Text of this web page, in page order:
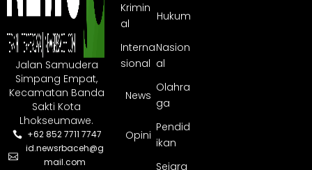
Jalan Samudera
Simpang Empat,
Kecamatan Banda
Sakti Kota
Lhokseumawe.
+62 852 7711 7747
id.newsrbaceh@g
mail.com
Krimin
al
Hukum
Interna
sional
Nasion
al
News
Olahra
ga
Opini
Pendid
ikan
Sejara